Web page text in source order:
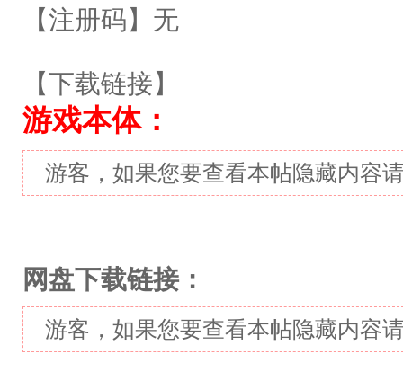
【注册码】无
【下载链接】
游戏本体：
游客，如果您要查看本帖隐藏内容
网盘下载链接：
游客，如果您要查看本帖隐藏内容